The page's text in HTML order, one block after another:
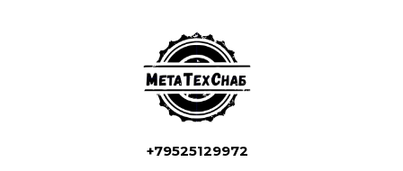
+79525129972